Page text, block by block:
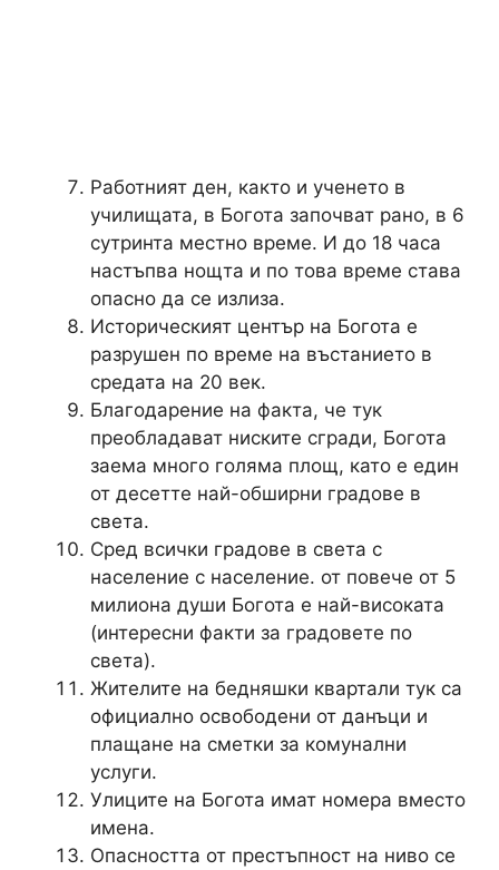
Работният ден, както и ученето в
училищата, в Богота започват рано, в 6
сутринта местно време. И до 18 часа
настъпва нощта и по това време става
опасно да се излиза.
Историческият център на Богота е
разрушен по време на въстанието в
средата на 20 век.
Благодарение на факта, че тук
преобладават ниските сгради, Богота
заема много голяма площ, като е един
от десетте най-обширни градове в
света.
Сред всички градове в света с
население с население. от повече от 5
милиона души Богота е най-високата
(интересни факти за градовете по
света).
Жителите на бедняшки квартали тук са
официално освободени от данъци и
плащане на сметки за комунални
услуги.
Улиците на Богота имат номера вместо
имена.
Опасността от престъпност на ниво се